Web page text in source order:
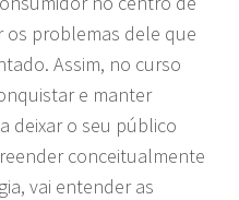
os problemas dele que
Assim, no curso
e manter
deixar o seu público
conceitualmente
vai entender as